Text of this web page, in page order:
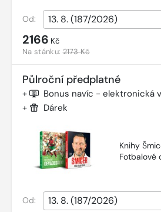
Od:
2166 Kč
Na stánku:2173 Kč
Půlroční předplatné
+ Bonus navíc - elektronická
+ Dárek
Knihy
Fotbalové
Od: